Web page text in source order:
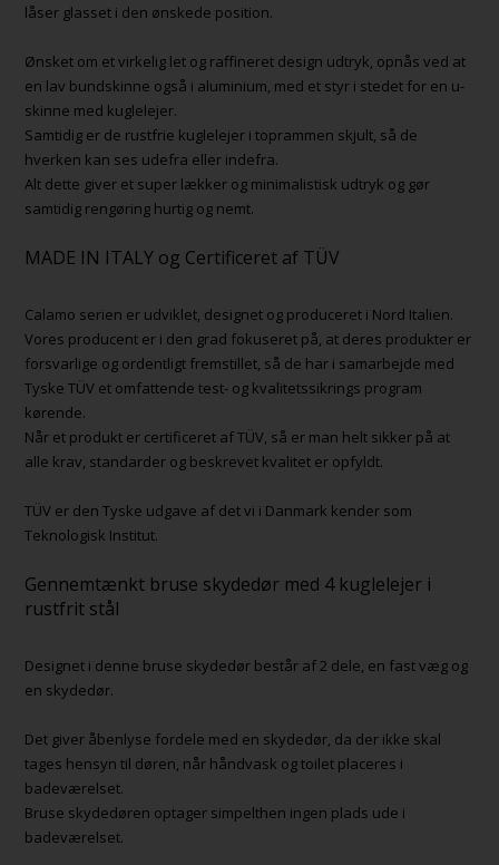
låser glasset i den ønskede position.
Ønsket om et virkelig let og raffineret design udtryk, opnås ved at
en lav bundskinne også i aluminium, med et styr i stedet for en u-
skinne med kuglelejer.
Samtidig er de rustfrie kuglelejer i toprammen skjult, så de
hverken kan ses udefra eller indefra.
Alt dette giver et super lækker og minimalistisk udtryk og gør
samtidig rengøring hurtig og nemt.
MADE IN ITALY og Certificeret af TÜV
Calamo serien er udviklet, designet og produceret i Nord Italien.
Vores producent er i den grad fokuseret på, at deres produkter er
forsvarlige og ordentligt fremstillet, så de har i samarbejde med
Tyske TÜV et omfattende test- og kvalitetssikrings program
kørende.
Når et produkt er certificeret af TÜV, så er man helt sikker på at
alle krav, standarder og beskrevet kvalitet er opfyldt.
TÜV er den Tyske udgave af det vi i Danmark kender som
Teknologisk Institut.
Gennemtænkt bruse skydedør med 4 kuglelejer i
rustfrit stål
Designet i denne bruse skydedør består af 2 dele, en fast væg og
en skydedør.
Det giver åbenlyse fordele med en skydedør, da der ikke skal
tages hensyn til døren, når håndvask og toilet placeres i
badeværelset.
Bruse skydedøren optager simpelthen ingen plads ude i
badeværelset.